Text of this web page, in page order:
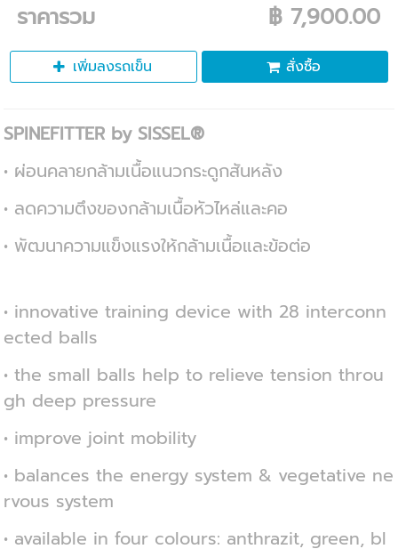
ราคารวม ฿ 7,900.00
เพิ่มลงรถเข็น สั่งซื้อ
SPINEFITTER by SISSEL®
• ผ่อนคลายกล้ามเนื้อแนวกระดูกสันหลัง
• ลดความตึงของกล้ามเนื้อหัวไหล่และคอ
• พัฒนาความแข็งแรงให้กล้ามเนื้อและข้อต่อ
• innovative training device with 28 interconn
ected balls
• the small balls help to relieve tension throu
gh deep pressure
• improve joint mobility
• balances the energy system & vegetative ne
rvous system
• available in four colours: anthrazit, green, bl